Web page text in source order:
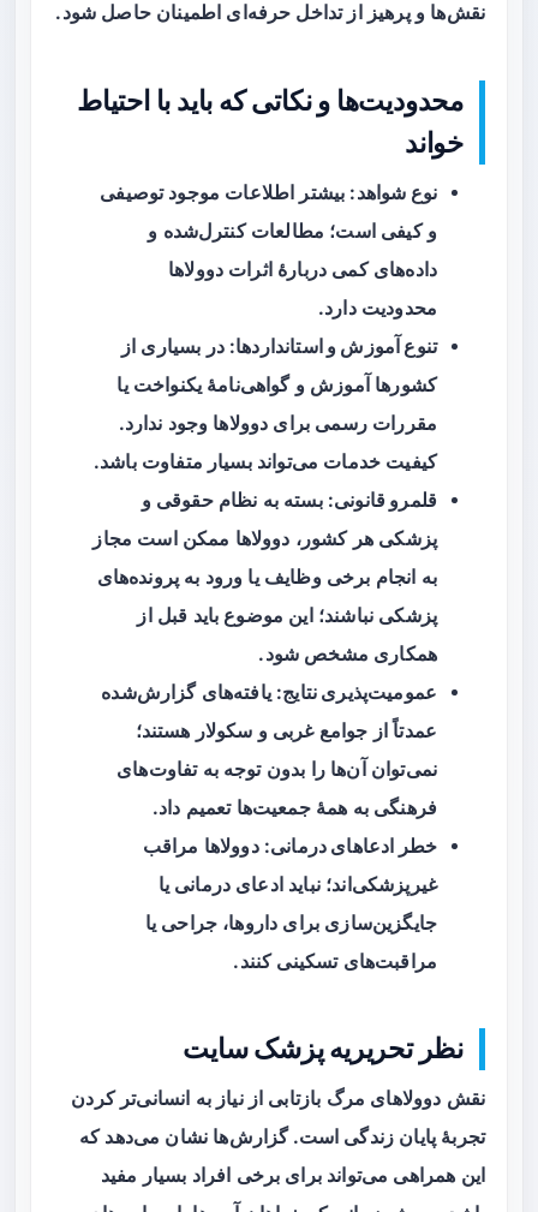
نقش‌ها و پرهیز از تداخل حرفه‌ای اطمینان حاصل شود.
محدودیت‌ها و نکاتی که باید با احتیاط
خواند
نوع شواهد: بیشتر اطلاعات موجود توصیفی
و کیفی است؛ مطالعات کنترل‌شده و
داده‌های کمی دربارهٔ اثرات دوولاها
محدودیت دارد.
تنوع آموزش و استانداردها: در بسیاری از
کشورها آموزش و گواهی‌نامهٔ یکنواخت یا
مقررات رسمی برای دوولاها وجود ندارد.
کیفیت خدمات می‌تواند بسیار متفاوت باشد.
قلمرو قانونی: بسته به نظام حقوقی و
پزشکی هر کشور، دوولاها ممکن است مجاز
به انجام برخی وظایف یا ورود به پرونده‌های
پزشکی نباشند؛ این موضوع باید قبل از
همکاری مشخص شود.
عمومیت‌پذیری نتایج: یافته‌های گزارش‌شده
عمدتاً از جوامع غربی و سکولار هستند؛
نمی‌توان آن‌ها را بدون توجه به تفاوت‌های
فرهنگی به همهٔ جمعیت‌ها تعمیم داد.
خطر ادعاهای درمانی: دوولاها مراقب
غیرپزشکی‌اند؛ نباید ادعای درمانی یا
جایگزین‌سازی برای داروها، جراحی یا
مراقبت‌های تسکینی کنند.
نظر تحریریه پزشک سایت
نقش دوولاهای مرگ بازتابی از نیاز به انسانی‌تر کردن
تجربهٔ پایان زندگی است. گزارش‌ها نشان می‌دهد که
این همراهی می‌تواند برای برخی افراد بسیار مفید